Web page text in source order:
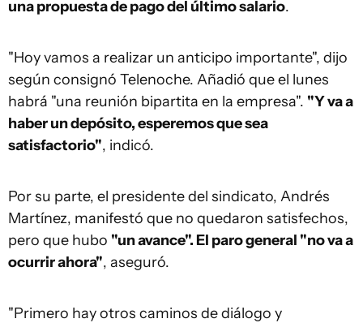
una propuesta de pago del último salario.
"Hoy vamos a realizar un anticipo importante", dijo
según consignó Telenoche. Añadió que el lunes
habrá "una reunión bipartita en la empresa". "Y va a
haber un depósito, esperemos que sea
satisfactorio", indicó.
Por su parte, el presidente del sindicato, Andrés
Martínez, manifestó que no quedaron satisfechos,
pero que hubo "un avance". El paro general "no va a
ocurrir ahora", aseguró.
"Primero hay otros caminos de diálogo y